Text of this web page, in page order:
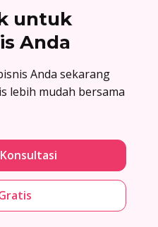
untuk
Anda
Anda sekarang
lebih mudah bersama